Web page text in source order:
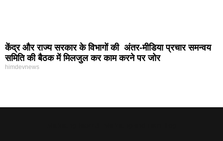
केंद्र और राज्य सरकार के विभागों की अंतर-मीडिया प्रचार समन्वय
समिति की बैठक में मिलजुल कर काम करने पर जोर
himdevnews